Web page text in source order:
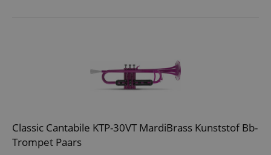
Classic Cantabile KTP-30VT MardiBrass Kunststof Bb-
Trompet Paars